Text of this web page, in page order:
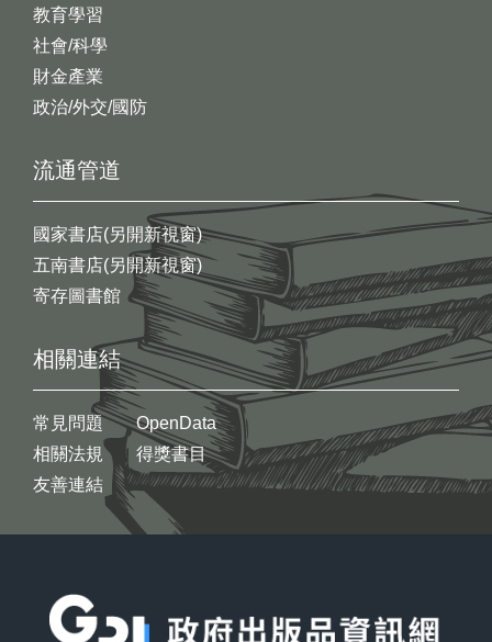
教育學習
社會/科學
財金產業
政治/外交/國防
流通管道
國家書店(另開新視窗)
五南書店(另開新視窗)
寄存圖書館
相關連結
常見問題
相關法規
友善連結
OpenData
得獎書目